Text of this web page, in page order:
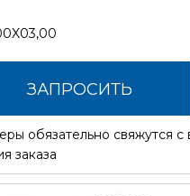
ЗАПРОСИТЬ
СТОИМОСТЬ
обязательно свяжутся с
заказа